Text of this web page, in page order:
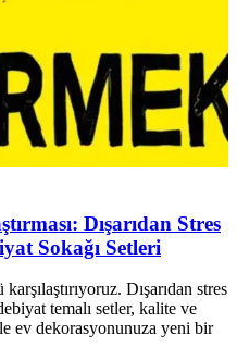
Dışarıdan Stres
Sokağı Setleri
Dışarıdan stres
temalı setler, kalite ve
ev dekorasyonunuza yeni bir